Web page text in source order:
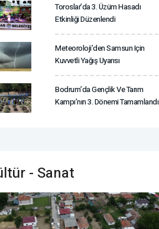
Toroslar’da 3. Üzüm Hasadı
Etkinliği Düzenlendi
Meteoroloji’den Samsun Için
Kuvvetli Yağış Uyarısı
Bodrum’da Gençlik Ve Tarım
Kampı’nın 3. Dönemi Tamamlandı
- Sanat